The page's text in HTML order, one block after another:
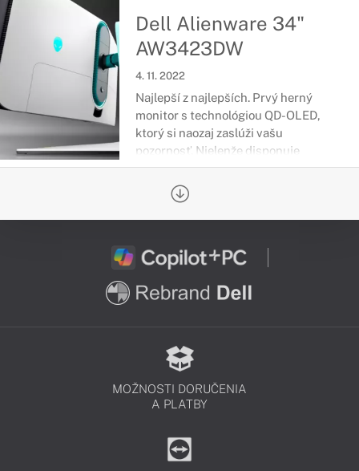
Dell Alienware 34"
AW3423DW
4. 11. 2022
Najlepší z najlepších. Prvý herný
monitor s technológiou QD-OLED,
ktorý si naozaj zaslúži vašu
pozornosť. Nielenže disponuje
skvelým výkonom, jasom, farbami, ale
rovnako dobre aj vyzerá. Vtiahne vás
do hry bez mihnutia oka.
MOŽNOSTI DORUČENIA
A PLATBY